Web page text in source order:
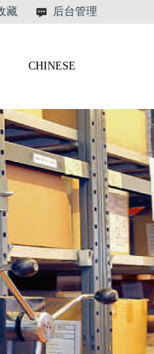
藏 后台管理
CHINESE